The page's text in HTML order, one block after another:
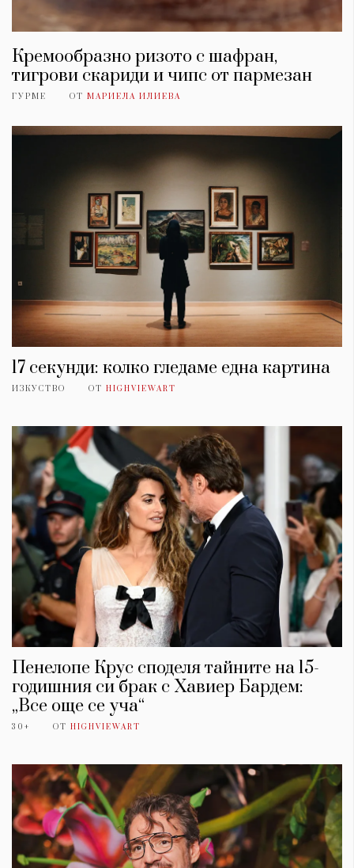
Кремообразно ризото с шафран,
тигрови скариди и чипс от пармезан
ГУРМЕ ОТ МАРИЕЛА ИЛИЕВА
17 секунди: колко гледаме една картина
ИЗКУСТВО ОТ HIGHVIEWART
Пенелопе Крус споделя тайните на 15-
годишния си брак с Хавиер Бардем:
„Все още се уча“
30+ ОТ HIGHVIEWART